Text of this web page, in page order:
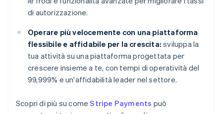
di autorizzazione.
Operare più velocemente con una piattaforma
flessibile e affidabile per la crescita: sviluppa la
tua attività su una piattaforma progettata per
crescere insieme a te, con tempi di operatività del
99,999% e un'affidabilità leader nel settore.
Scopri di più su comeStripe Payments può